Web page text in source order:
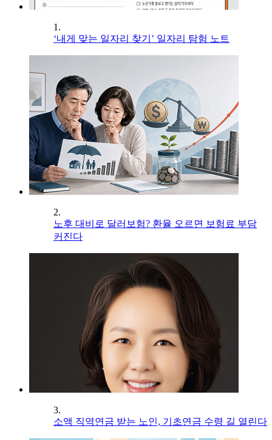
1.
‘내게 맞는 일자리 찾기’ 일자리 탐험 노트
2.
노후 대비로 달러보험? 환율 오르면 보험료 부담
커진다
3.
소액 직역연금 받는 노인, 기초연금 수령 길 열린다